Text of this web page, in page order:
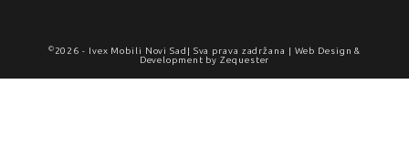
© 2026 - Ivex Mobili Novi Sad | Sva prava zadržana | Web Design &
Development byZequester